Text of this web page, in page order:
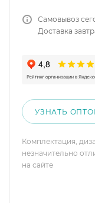
Самовывоз
Доставка
УЗНАТЬ
Комплектация,
незначительно
на сайте